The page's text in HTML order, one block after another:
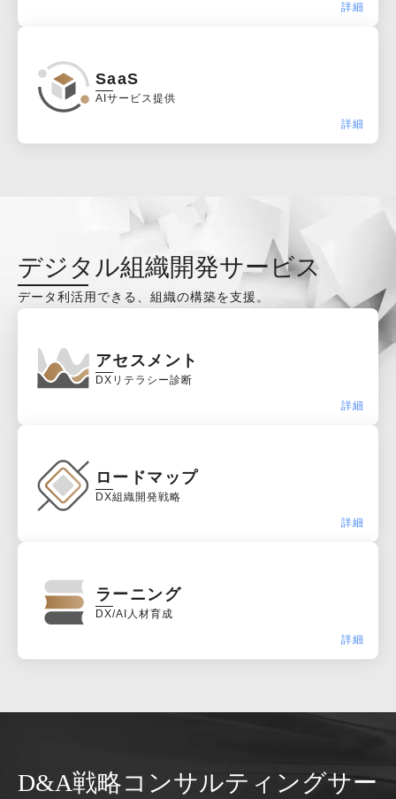
詳細
SaaS
AIサービス提供
詳細
デジタル組織開発サービス
データ利活用できる、組織の構築を支援。
アセスメント
DXリテラシー診断
詳細
ロードマップ
DX組織開発戦略
詳細
ラーニング
DX/AI人材育成
詳細
D&A戦略コンサルティングサー